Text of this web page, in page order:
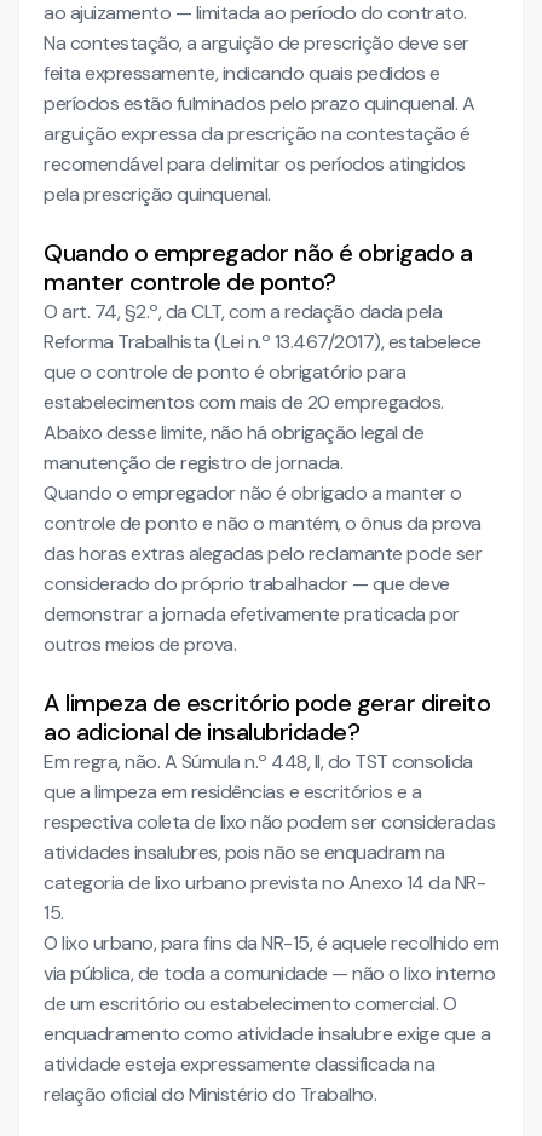
ao ajuizamento — limitada ao período do contrato.
Na contestação, a arguição de prescrição deve ser
feita expressamente, indicando quais pedidos e
períodos estão fulminados pelo prazo quinquenal. A
arguição expressa da prescrição na contestação é
recomendável para delimitar os períodos atingidos
pela prescrição quinquenal.
Quando o empregador não é obrigado a
manter controle de ponto?
O art. 74, §2.º, da CLT, com a redação dada pela
Reforma Trabalhista (Lei n.º 13.467/2017), estabelece
que o controle de ponto é obrigatório para
estabelecimentos com mais de 20 empregados.
Abaixo desse limite, não há obrigação legal de
manutenção de registro de jornada.
Quando o empregador não é obrigado a manter o
controle de ponto e não o mantém, o ônus da prova
das horas extras alegadas pelo reclamante pode ser
considerado do próprio trabalhador — que deve
demonstrar a jornada efetivamente praticada por
outros meios de prova.
A limpeza de escritório pode gerar direito
ao adicional de insalubridade?
Em regra, não. A Súmula n.º 448, II, do TST consolida
que a limpeza em residências e escritórios e a
respectiva coleta de lixo não podem ser consideradas
atividades insalubres, pois não se enquadram na
categoria de lixo urbano prevista no Anexo 14 da NR-
15.
O lixo urbano, para fins da NR-15, é aquele recolhido em
via pública, de toda a comunidade — não o lixo interno
de um escritório ou estabelecimento comercial. O
enquadramento como atividade insalubre exige que a
atividade esteja expressamente classificada na
relação oficial do Ministério do Trabalho.